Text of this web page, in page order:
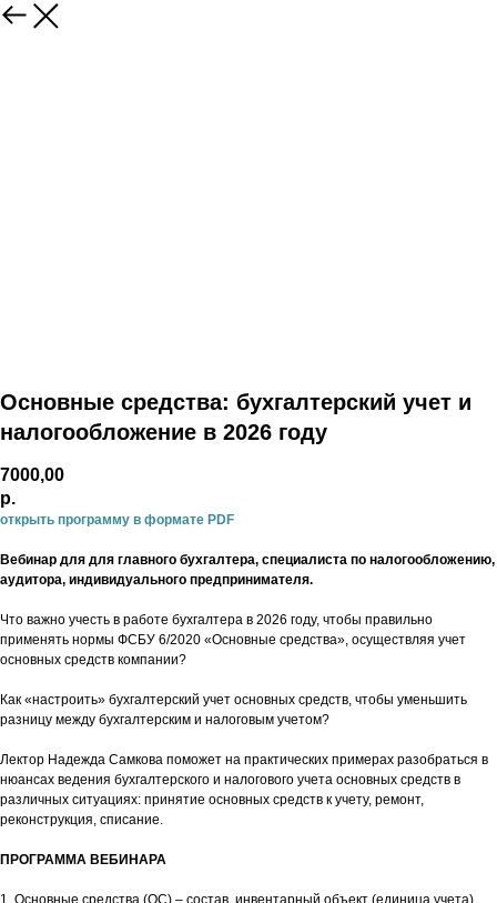
Основные средства: бухгалтерский учет и
налогообложение в 2026 году
7000,00
р.
открыть программу в формате PDF
Вебинар для для главного бухгалтера, специалиста по налогообложению,
аудитора, индивидуального предпринимателя.
Что важно учесть в работе бухгалтера в 2026 году, чтобы правильно
применять нормы ФСБУ 6/2020 «Основные средства», осуществляя учет
основных средств компании?
Как «настроить» бухгалтерский учет основных средств, чтобы уменьшить
разницу между бухгалтерским и налоговым учетом?
Лектор Надежда Самкова поможет на практических примерах разобраться в
нюансах ведения бухгалтерского и налогового учета основных средств в
различных ситуациях: принятие основных средств к учету, ремонт,
реконструкция, списание.
ПРОГРАММА ВЕБИНАРА
1. Основные средства (ОС) – состав, инвентарный объект (единица учета),